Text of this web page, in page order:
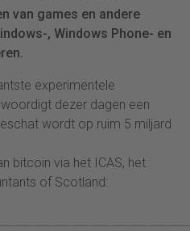
van games en andere
, Windows Phone- en
experimentele
dezer dagen een
wordt op ruim 5 miljard
bitcoin via het ICAS, het
of Scotland: